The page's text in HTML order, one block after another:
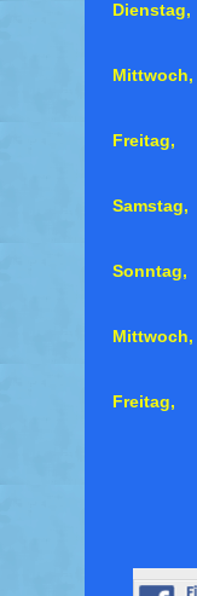
Dienstag,
Mittwoch,
Freitag,
Samstag,
Sonntag,
Mittwoch,
Freitag,